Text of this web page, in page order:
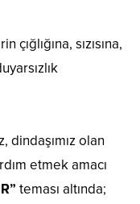
sızısına,
dindaşımız olan
etmek amacı
teması altında;